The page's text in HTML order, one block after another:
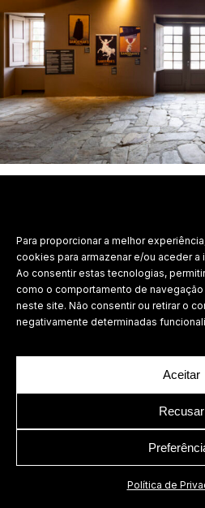
Para proporcionar a melhor
cookies para armazenar e/ou aceder
Ao consentir estas tecnologias,
como o comportamento de
neste site. Não consentir ou retirar o
negativamente determinadas
Aceitar
Recusar
Política de
Labdesign, Lda.
©2026 Todos os direitos
Política de Privacidade